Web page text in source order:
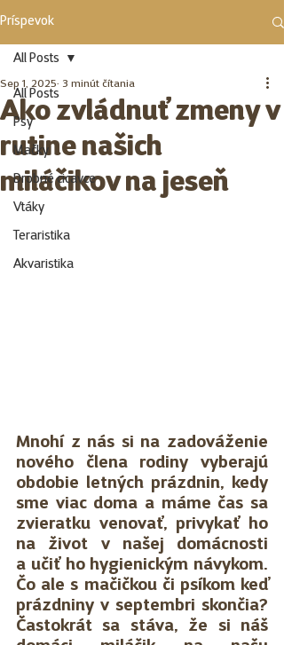
Príspevok
All Posts
Psy
Mačky
Drobné cicavce
Vtáky
Teraristika
Akvaristika
All Posts
Ako zvládnuť zmeny v
rutine našich
miláčikov na jeseň
Sep 1, 2025 3 minút čítania
Mnohí z nás si na zadováženie
nového člena rodiny vyberajú
obdobie letných prázdnin, kedy
sme viac doma a máme čas sa
zvieratku venovať, privykať ho
na život v našej domácnosti
a učiť ho hygienickým návykom.
Čo ale s mačičkou či psíkom keď
prázdniny v septembri skončia?
Častokrát sa stáva, že si náš